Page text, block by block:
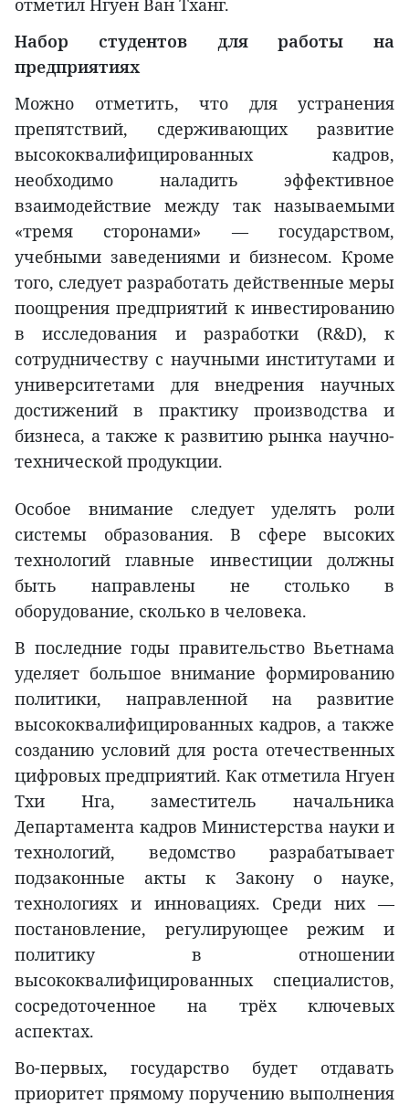
Набор студентов для работы на
предприятиях
Можно отметить, что для устранения
препятствий, сдерживающих развитие
высококвалифицированных кадров,
необходимо наладить эффективное
взаимодействие между так называемыми
«тремя сторонами» — государством,
учебными заведениями и бизнесом. Кроме
того, следует разработать действенные меры
поощрения предприятий к инвестированию
в исследования и разработки (R&D), к
сотрудничеству с научными институтами и
университетами для внедрения научных
достижений в практику производства и
бизнеса, а также к развитию рынка научно-
технической продукции.
Особое внимание следует уделять роли
системы образования. В сфере высоких
технологий главные инвестиции должны
быть направлены не столько в
оборудование, сколько в человека.
В последние годы правительство Вьетнама
уделяет большое внимание формированию
политики, направленной на развитие
высококвалифицированных кадров, а также
созданию условий для роста отечественных
цифровых предприятий. Как отметила Нгуен
Тхи Нга, заместитель начальника
Департамента кадров Министерства науки и
технологий, ведомство разрабатывает
подзаконные акты к Закону о науке,
технологиях и инновациях. Среди них —
постановление, регулирующее режим и
политику в отношении
высококвалифицированных специалистов,
сосредоточенное на трёх ключевых
аспектах.
Во-первых, государство будет отдавать
приоритет прямому поручению выполнения